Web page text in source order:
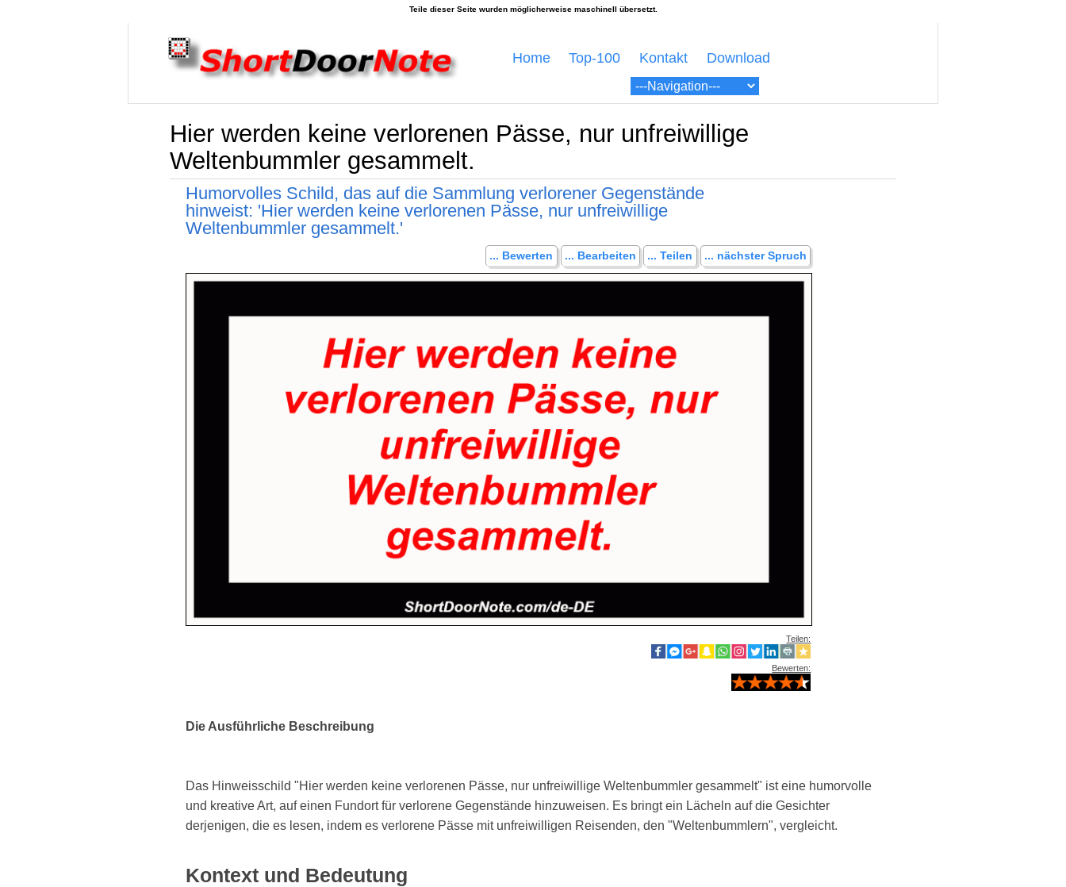
Home Top-100 Kontakt Download
Hier werden keine verlorenen Pässe, nur unfreiwillige
Weltenbummler gesammelt.
Humorvolles Schild, das auf die Sammlung verlorener Gegenstände
hinweist: 'Hier werden keine verlorenen Pässe, nur unfreiwillige
Weltenbummler gesammelt.'
... Bewerten ... Bearbeiten ... Teilen ... nächster Spruch
Teilen:
Bewerten:
Die Ausführliche Beschreibung
Das Hinweisschild "Hier werden keine verlorenen Pässe, nur unfreiwillige Weltenbummler gesammelt" ist eine humorvolle
und kreative Art, auf einen Fundort für verlorene Gegenstände hinzuweisen. Es bringt ein Lächeln auf die Gesichter
derjenigen, die es lesen, indem es verlorene Pässe mit unfreiwilligen Reisenden, den "Weltenbummlern", vergleicht.
Kontext und Bedeutung